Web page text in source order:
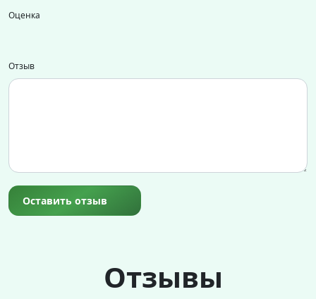
Оценка
Отзыв
Оставить отзыв
Отзывы